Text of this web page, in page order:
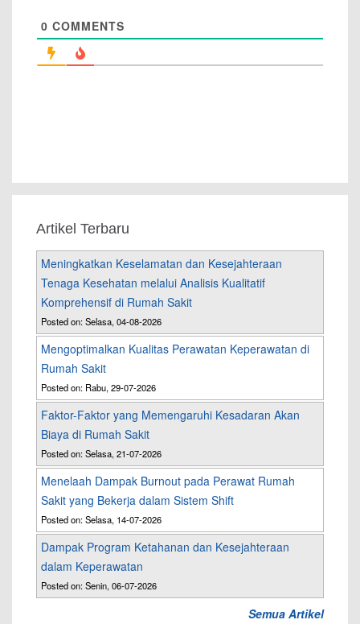
0 COMMENTS
Artikel Terbaru
Meningkatkan Keselamatan dan Kesejahteraan
Tenaga Kesehatan melalui Analisis Kualitatif
Komprehensif di Rumah Sakit
Posted on: Selasa, 04-08-2026
Mengoptimalkan Kualitas Perawatan Keperawatan di
Rumah Sakit
Posted on: Rabu, 29-07-2026
Faktor-Faktor yang Memengaruhi Kesadaran Akan
Biaya di Rumah Sakit
Posted on: Selasa, 21-07-2026
Menelaah Dampak Burnout pada Perawat Rumah
Sakit yang Bekerja dalam Sistem Shift
Posted on: Selasa, 14-07-2026
Dampak Program Ketahanan dan Kesejahteraan
dalam Keperawatan
Posted on: Senin, 06-07-2026
Semua Artikel